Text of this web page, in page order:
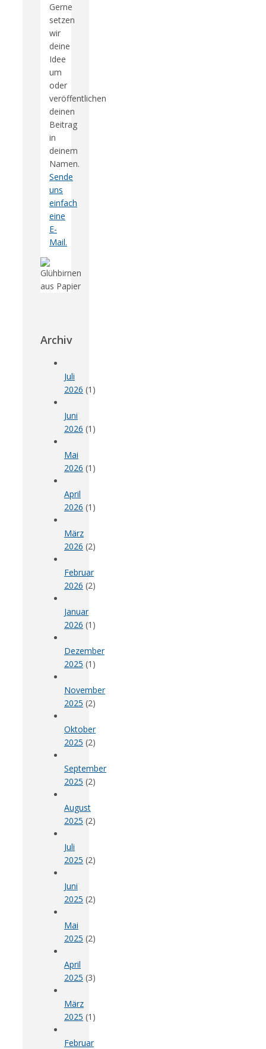
Gerne
setzen
wir
deine
Idee
um
oder
veröffentlichen
deinen
Beitrag
in
deinem
Namen.
Sende
uns
einfach
eine
E-
Mail.
Archiv
Juli
2026 (1)
Juni
2026 (1)
Mai
2026 (1)
April
2026 (1)
März
2026 (2)
Februar
2026 (2)
Januar
2026 (1)
Dezember
2025 (1)
November
2025 (2)
Oktober
2025 (2)
September
2025 (2)
August
2025 (2)
Juli
2025 (2)
Juni
2025 (2)
Mai
2025 (2)
April
2025 (3)
März
2025 (1)
Februar